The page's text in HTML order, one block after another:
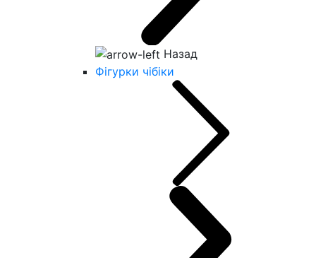
Назад
Фігурки чібіки